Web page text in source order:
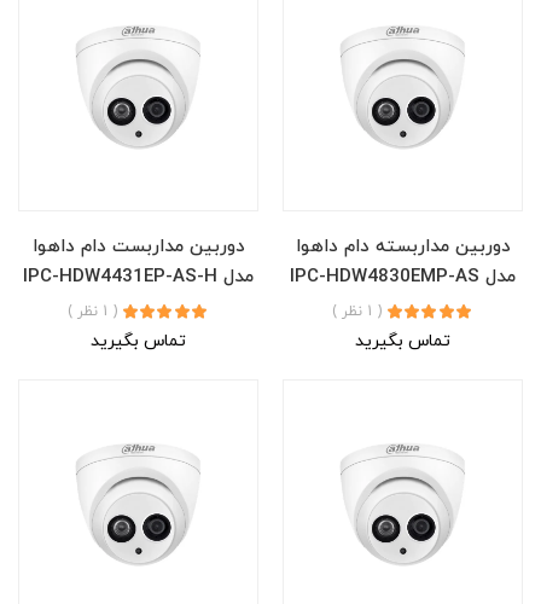
دوربین مداربسته دام داهوا
مدل IPC-HDW4830EMP-AS
( 1 نظر )
تماس بگیرید
دوربین مداربست دام داهوا
مدل IPC-HDW4431EP-AS-H
( 1 نظر )
تماس بگیرید